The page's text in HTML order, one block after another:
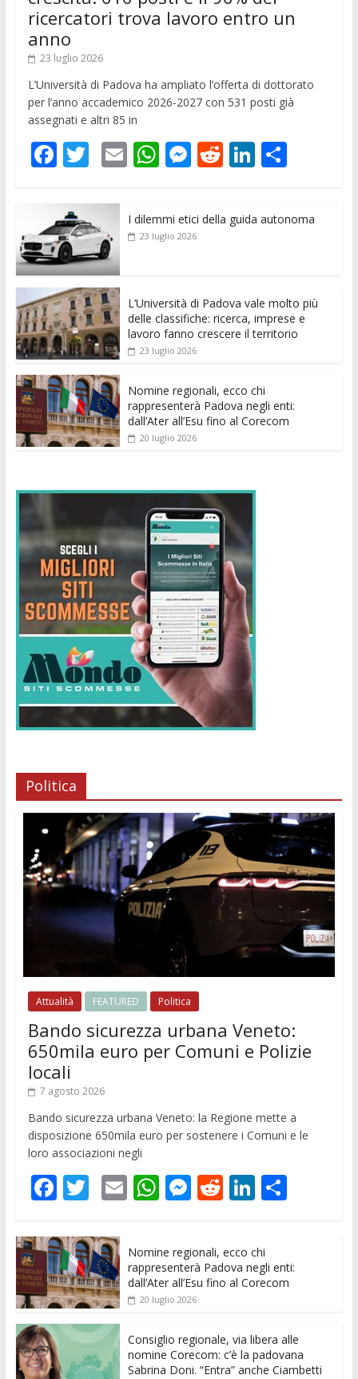
ricercatori trova lavoro entro un
anno
23 luglio 2026
L’Università di Padova ha ampliato l’offerta di dottorato
per l’anno accademico 2026-2027 con 531 posti già
assegnati e altri 85 in
F
e
b
o
o
k
T
itt
er
E
ai
l
W
s
p
M
ss
e
er
R
di
Li
e
C
di
I dilemmi etici della guida autonoma
23 luglio 2026
L’Università di Padova vale molto più
delle classifiche: ricerca, imprese e
lavoro fanno crescere il territorio
23 luglio 2026
Nomine regionali, ecco chi
rappresenterà Padova negli enti:
dall’Ater all’Esu fino al Corecom
20 luglio 2026
Politica
Attualità FEATURED Politica
Bando sicurezza urbana Veneto:
650mila euro per Comuni e Polizie
locali
7 agosto 2026
Bando sicurezza urbana Veneto: la Regione mette a
disposizione 650mila euro per sostenere i Comuni e le
loro associazioni negli
F
e
b
o
o
k
T
itt
er
E
l
W
s
A
p
p
M
ss
e
n
er
R
di
t
Li
k
e
dI
C
di
vi
Nomine regionali, ecco chi
rappresenterà Padova negli enti:
dall’Ater all’Esu fino al Corecom
20 luglio 2026
Consiglio regionale, via libera alle
nomine Corecom: c’è la padovana
Sabrina Doni. “Entra” anche Ciambetti